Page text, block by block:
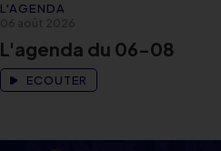
L'AGENDA
06 août 2026
L'agenda du 06-08
ECOUTER